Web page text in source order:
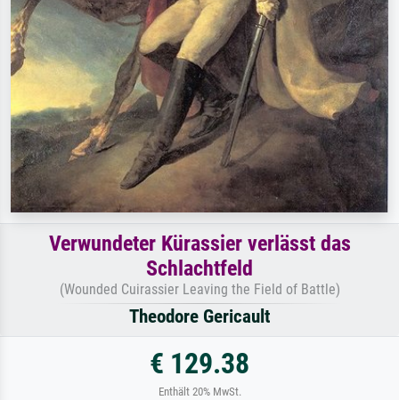
Verwundeter Kürassier verlässt das
Schlachtfeld
(Wounded Cuirassier Leaving the Field of Battle)
Theodore Gericault
€ 129.38
Enthält 20% MwSt.